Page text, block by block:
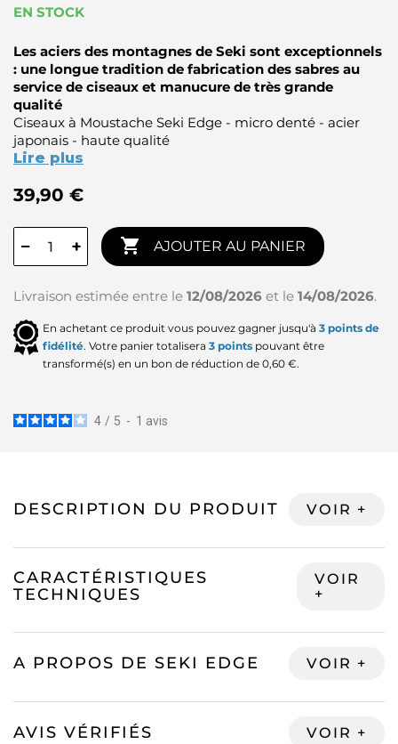
EN STOCK
Les aciers des montagnes de Seki sont exceptionnels
: une longue tradition de fabrication des sabres au
service de ciseaux et manucure de très grande
qualité
Ciseaux à Moustache Seki Edge - micro denté - acier
japonais - haute qualité
Lire plus
39,90 €
− +  AJOUTER AU PANIER
Livraison estimée entre le 12/08/2026 et le 14/08/2026.
En achetant ce produit vous pouvez gagner jusqu'à 3 points de
fidélité. Votre panier totalisera 3 points pouvant être
transformé(s) en un bon de réduction de 0,60 €.
4 / 5 - 1 avis
DESCRIPTION DU PRODUIT
CARACTÉRISTIQUES
TECHNIQUES
A PROPOS DE SEKI EDGE
AVIS VÉRIFIÉS